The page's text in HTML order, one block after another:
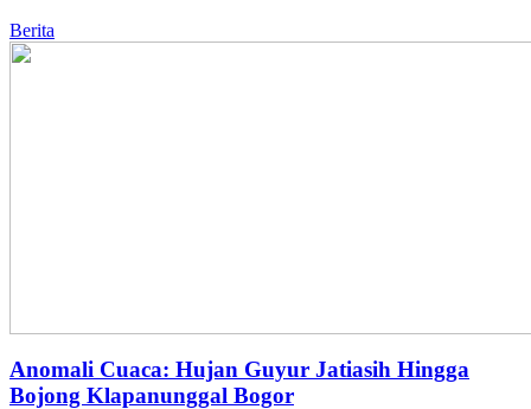
Berita
Anomali Cuaca: Hujan Guyur Jatiasih Hingga
Bojong Klapanunggal Bogor